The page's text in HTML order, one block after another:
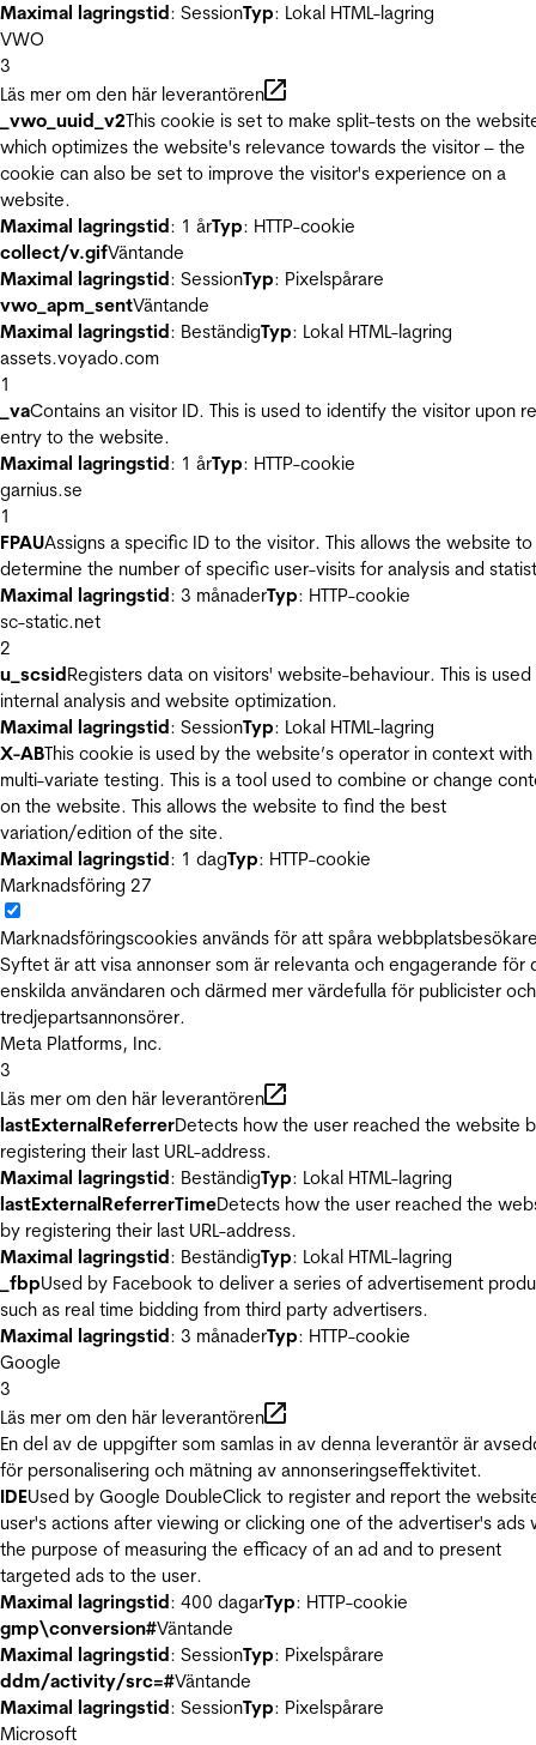
Maximal lagringstid: SessionTyp: Lokal HTML-lagring
VWO
3
Läs mer om den här leverantören
_vwo_uuid_v2This cookie is set to make split-tests on the
which optimizes the website's relevance towards the visitor – the
cookie can also be set to improve the visitor's experience on a
website.
Maximal lagringstid: 1 årTyp: HTTP-cookie
collect/v.gifVäntande
Maximal lagringstid: SessionTyp: Pixelspårare
vwo_apm_sentVäntande
Maximal lagringstid: BeständigTyp: Lokal HTML-lagring
assets.voyado.com
1
_vaContains an visitor ID. This is used to identify the visitor upon
entry to the website.
Maximal lagringstid: 1 årTyp: HTTP-cookie
garnius.se
1
FPAUAssigns a specific ID to the visitor. This allows the website to
determine the number of specific user-visits for analysis and
Maximal lagringstid: 3 månaderTyp: HTTP-cookie
sc-static.net
2
u_scsidRegisters data on visitors' website-behaviour. This is
internal analysis and website optimization.
Maximal lagringstid: SessionTyp: Lokal HTML-lagring
X-ABThis cookie is used by the website’s operator in context with
multi-variate testing. This is a tool used to combine or change
on the website. This allows the website to find the best
variation/edition of the site.
Maximal lagringstid: 1 dagTyp: HTTP-cookie
Marknadsföring 27
Marknadsföringscookies används för att spåra
Syftet är att visa annonser som är relevanta och engagerande för
enskilda användaren och därmed mer värdefulla för publicister och
tredjepartsannonsörer.
Meta Platforms, Inc.
3
Läs mer om den här leverantören
lastExternalReferrerDetects how the user reached the website
registering their last URL-address.
Maximal lagringstid: BeständigTyp: Lokal HTML-lagring
lastExternalReferrerTimeDetects how the user reached the
by registering their last URL-address.
Maximal lagringstid: BeständigTyp: Lokal HTML-lagring
_fbpUsed by Facebook to deliver a series of advertisement
such as real time bidding from third party advertisers.
Maximal lagringstid: 3 månaderTyp: HTTP-cookie
Google
3
Läs mer om den här leverantören
En del av de uppgifter som samlas in av denna leverantör är
för personalisering och mätning av annonseringseffektivitet.
IDEUsed by Google DoubleClick to register and report the
user's actions after viewing or clicking one of the advertiser's ads
the purpose of measuring the efficacy of an ad and to present
targeted ads to the user.
Maximal lagringstid: 400 dagarTyp: HTTP-cookie
gmp\conversion#Väntande
Maximal lagringstid: SessionTyp: Pixelspårare
ddm/activity/src=#Väntande
Maximal lagringstid: SessionTyp: Pixelspårare
Microsoft